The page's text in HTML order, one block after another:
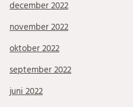
december 2022
november 2022
oktober 2022
september 2022
juni 2022